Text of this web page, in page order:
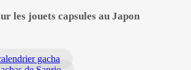
les jouets capsules au Japon
gacha